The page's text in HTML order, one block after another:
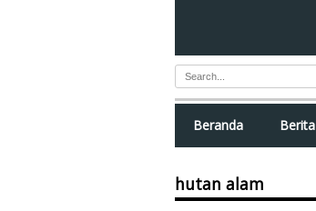
Beranda Berita
hutan alam